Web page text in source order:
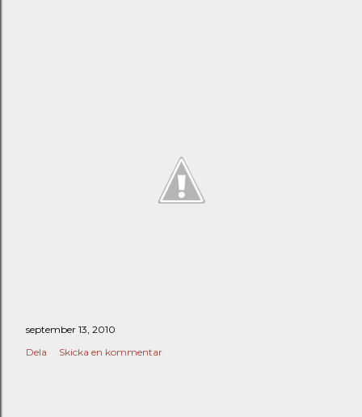
september 13, 2010
Dela
Skicka en kommentar